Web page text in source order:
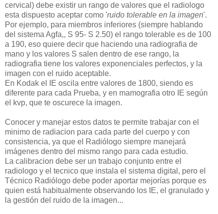
cervical) debe existir un rango de valores que el radiologo
esta dispuesto aceptar como 'ruido tolerable en la imagen'.
Por ejemplo, para miembros inferiores (siempre hablando
del sistema Agfa,, S 95- S 2.50) el rango tolerable es de 100
a 190, eso quiere decir que haciendo una radiografia de
mano y los valores S salen dentro de ese rango, la
radiografia tiene los valores exponenciales perfectos, y la
imagen con el ruido aceptable.
En Kodak el IE oscila entre valores de 1800, siendo es
diferente para cada Prueba, y en mamografia otro IE según
el kvp, que te oscurece la imagen.
Conocer y manejar estos datos te permite trabajar con el
minimo de radiacion para cada parte del cuerpo y con
consistencia, ya que el Radiólogo siempre manejará
imágenes dentro del mismo rango para cada estudio.
La calibracion debe ser un trabajo conjunto entre el
radiologo y el tecnico que instala el sistema digital, pero el
Técnico Radiólogo debe poder aportar mejorías porque es
quien está habitualmente observando los IE, el granulado y
la gestión del ruido de la imagen...